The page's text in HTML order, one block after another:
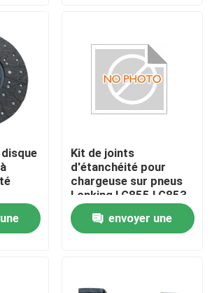
Cummins
Kit de joints
d'étanchéité pour
chargeuse sur pneus
Lonking LG855 LG853
36402100195
envoyer une